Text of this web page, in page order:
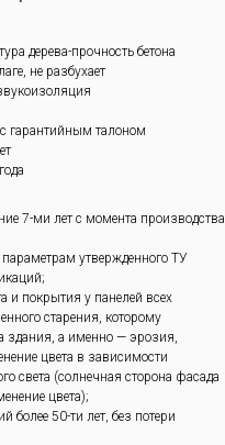
дерева-прочность бетона
не разбухает
гарантийным талоном
7-ми лет с момента производства
параметрам утвержденного ТУ
и покрытия у панелей всех
старения, которому
здания, а именно — эрозия,
цвета в зависимости
света (солнечная сторона фасада
цвета);
более 50-ти лет, без потери